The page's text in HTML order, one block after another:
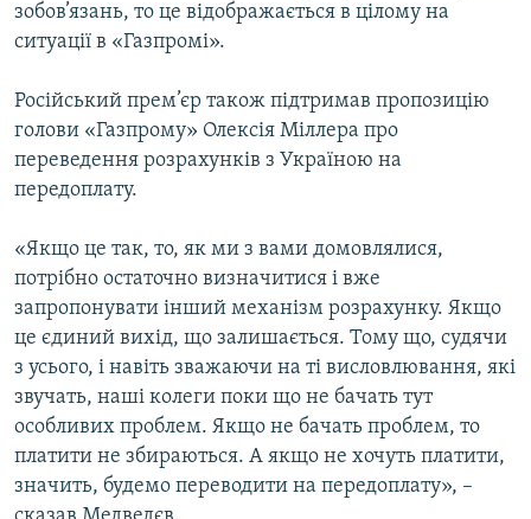
зобов’язань, то це відображається в цілому на
ситуації в «Газпромі».
Російський прем’єр також підтримав пропозицію
голови «Газпрому» Олексія Міллера про
переведення розрахунків з Україною на
передоплату.
«Якщо це так, то, як ми з вами домовлялися,
потрібно остаточно визначитися і вже
запропонувати інший механізм розрахунку. Якщо
це єдиний вихід, що залишається. Тому що, судячи
з усього, і навіть зважаючи на ті висловлювання, які
звучать, наші колеги поки що не бачать тут
особливих проблем. Якщо не бачать проблем, то
платити не збираються. А якщо не хочуть платити,
значить, будемо переводити на передоплату», –